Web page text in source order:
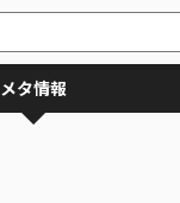
メタ情報